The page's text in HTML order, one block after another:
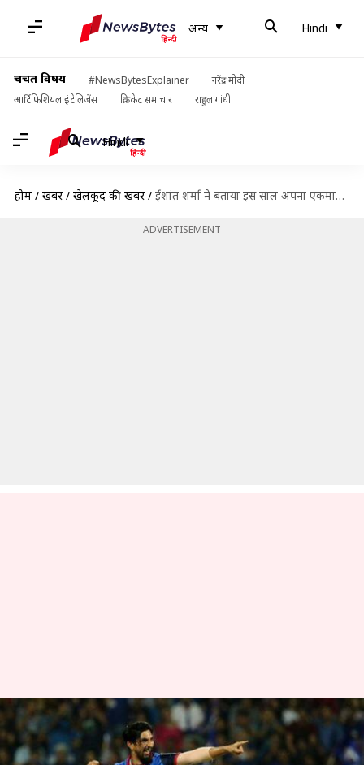
अन्य Hindi
चर्चित विषय #NewsBytesExplainer
नरेंद्र मोदी
आर्टिफिशियल इंटेलिजेंस
क्रिकेट समाचार राहुल गांधी
Hindi
होम / खबरें / खेलकूद की खबरें / ईशांत शर्मा ने बताया इस साल अपना एकमात्र उद्देश्य, जानें
ADVERTISEMENT
ईशांत शर्मा ने बताया इस साल अपना
एकमात्र उद्देश्य, जानें